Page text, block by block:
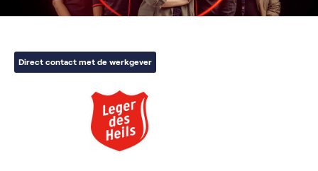
Direct contact met de werkgever